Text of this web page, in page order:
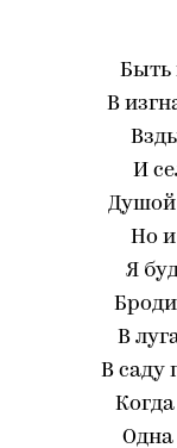
Быть
В
И
Душой
Но
Я
В
В саду
Одна